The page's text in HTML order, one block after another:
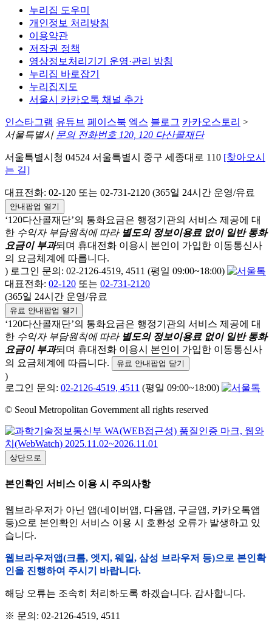
누리집 도우미
개인정보 처리방침
이용약관
저작권 정책
영상정보처리기기 운영·관리 방침
누리집 바로잡기
누리집지도
서울시 카카오톡 채널 추가
인스타그램 유튜브 페이스북 엑스 블로그 카카오스토리 >
서울특별시 문의 전화번호 120, 120 다산콜재단
서울특별시청 04524 서울특별시 중구 세종대로 110 [찾아오시
는 길]
대표전화: 02-120 또는 02-731-2120 (365일 24시간 운영/유료
안내팝업 열기
‘120다산콜재단’의 통화요금은 행정기관의 서비스 제공에 대
한 수익자 부담원칙에 따라 별도의 정보이용료 없이 일반 통화
요금이 부과되며 휴대전화 이용시 본인이 가입한 이동통신사
의 요금체계에 따릅니다.
) 로그인 문의: 02-2126-4519, 4511 (평일 09:00~18:00)
대표전화: 02-120 또는 02-731-2120
(365일 24시간 운영/유료
유료 안내팝업 열기
‘120다산콜재단’의 통화요금은 행정기관의 서비스 제공에 대
한 수익자 부담원칙에 따라 별도의 정보이용료 없이 일반 통화
요금이 부과되며 휴대전화 이용시 본인이 가입한 이동통신사
의 요금체계에 따릅니다.
유료 안내팝업 닫기
)
로그인 문의: 02-2126-4519, 4511 (평일 09:00~18:00)
© Seoul Metropolitan Government all rights reserved
상단으로
본인확인 서비스 이용 시 주의사항
웹브라우저가 아닌 앱(네이버앱, 다음앱, 구글앱, 카카오톡앱
등)으로 본인확인 서비스 이용 시 호환성 오류가 발생하고 있
습니다.
웹브라우저앱(크롬, 엣지, 웨일, 삼성 브라우저 등)으로 본인확
인을 진행하여 주시기 바랍니다.
해당 오류는 조속히 처리하도록 하겠습니다. 감사합니다.
※ 문의: 02-2126-4519, 4511